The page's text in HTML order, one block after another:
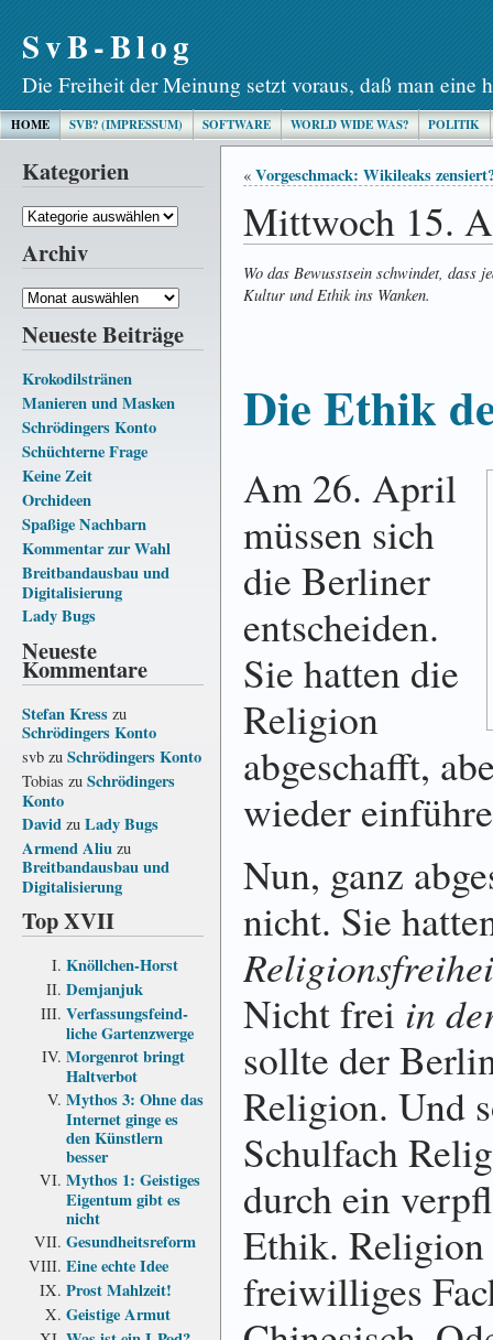
SvB-Blog
Die Freiheit der Meinung setzt voraus, daß man eine
HOME SVB? (IMPRESSUM) SOFTWARE WORLD WIDE WAS? POLITIK
Kategorien
Kategorien
Archiv
Archiv
Neueste Beiträge
Krokodilstränen
Manieren und Masken
Schrödingers Konto
Schüchterne Frage
Keine Zeit
Orchideen
Spaßige Nachbarn
Kommentar zur Wahl
Breitbandausbau und
Digitalisierung
Lady Bugs
Neueste
Kommentare
Stefan Kress zu
Schrödingers Konto
svb zu Schrödingers Konto
Tobias zu Schrödingers
Konto
David zu Lady Bugs
Armend Aliu zu
Breitbandausbau und
Digitalisierung
Top XVII
Knöllchen-Horst
Demjanjuk
Verfassungs­feind­
liche Garten­zwerge
Morgenrot bringt
Haltverbot
Mythos 3: Ohne das
Internet ginge es
den Künstlern
besser
Mythos 1: Geistiges
Eigentum gibt es
nicht
Gesundheits­reform
Eine echte Idee
Prost Mahlzeit!
Geistige Armut
« Vorgeschmack: Wikileaks
Mittwoch 15.
Wo das Bewusstsein schwindet, dass
Kultur und Ethik ins Wanken.
Die Ethik
Am 26. April
müssen sich
die Berliner
entscheiden.
Sie hatten die
Religion
abgeschafft,
wieder
Nun, ganz
nicht. Sie
Nicht frei in
sollte der
Religion. Und
Schulfach
durch ein
Ethik.
freiwilliges